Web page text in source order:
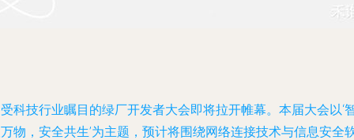
科技行业瞩目的绿厂开发者大会即将拉开帷幕。本届大会以‘
物，安全共生’为主题，预计将围绕网络连接技术与信息安全